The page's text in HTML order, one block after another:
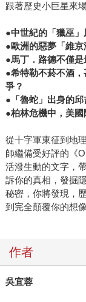
跟著歷史小巨星來
●中世紀的「獵巫
●歐洲的惡夢「維
●馬丁．路德不僅
●希特勒不菸不酒
爭？
●「魯蛇」出身的
●柏林危機中，美
從十字軍東征到地
師繼備受好評的《
活潑生動的文字，
訴你的真相，發掘
秘密，你將發現，
到完全顛覆你的想像
作者
吳宜蓉